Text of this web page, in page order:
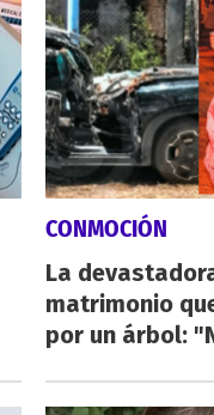
CONMOCIÓN
La
matrimonio
por un árbol: